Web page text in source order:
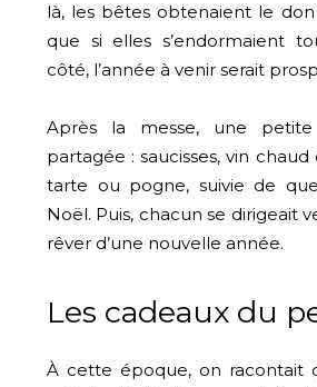
là, les bêtes obtenaient le
que si elles s’endormaient
côté, l’année à venir serait
Après la messe, une
partagée : saucisses, vin chaud
tarte ou pogne, suivie de
Noël. Puis, chacun se dirigeait
rêver d’une nouvelle année.
Les cadeaux du
À cette époque, on racontait